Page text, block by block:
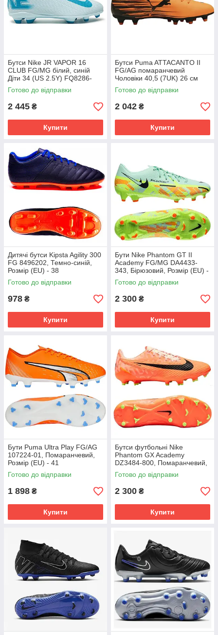
Бутси Nike JR VAPOR 16
CLUB FG/MG білий, синій
Діти 34 (US 2.5Y) FQ8286-
400
Готово до відправки
2 445 ₴
Купити
Бутси Puma ATTACANTO II
FG/AG помаранчевий
Чоловіки 40,5 (7UK) 26 см
108493-04
Готово до відправки
2 042 ₴
Купити
Дитячі бутси Kipsta Agility 300
FG 8496202, Темно-синій,
Розмір (EU) - 38
Готово до відправки
978 ₴
Купити
Бути Nike Phantom GT II
Academy FG/MG DA4433-
343, Бірюзовий, Розмір (EU) -
45.5
Готово до відправки
2 300 ₴
Купити
Бути Puma Ultra Play FG/AG
107224-01, Помаранчевий,
Розмір (EU) - 41
Готово до відправки
1 898 ₴
Купити
Бутси футбольні Nike
Phantom GX Academy
DZ3484-800, Помаранчевий,
Розмір (EU) - 39
Готово до відправки
2 300 ₴
Купити